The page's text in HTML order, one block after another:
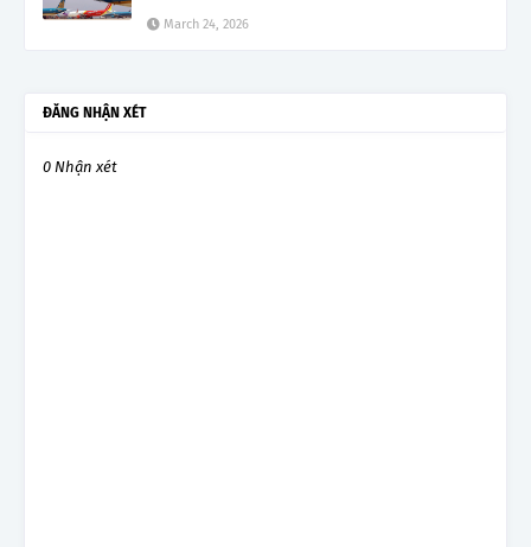
March 24, 2026
ĐĂNG NHẬN XÉT
0 Nhận xét